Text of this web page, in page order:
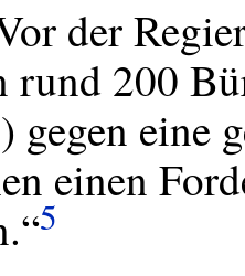
der
rund 200
eine
einen
5